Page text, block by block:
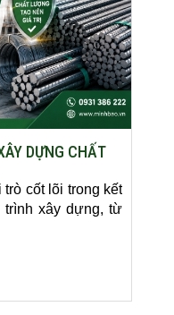
DỰNG CHẤT
cốt lõi trong kết
xây dựng, từ